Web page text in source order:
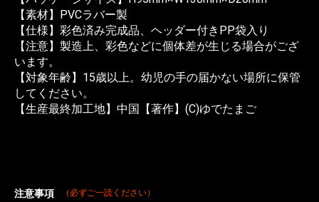
【素材】PVCラバー製
【仕様】彩色済み完成品、ヘッダー付きPP袋入り
【注意】製造上、彩色などに個体差が生じる場合がござ
います。
【対象年齢】15歳以上。幼児の手の届かない場所に保管
してください。
【生産最終加工地】中国【著作】(C)ゆでたまご
注意事項 （必ずご一読ください）